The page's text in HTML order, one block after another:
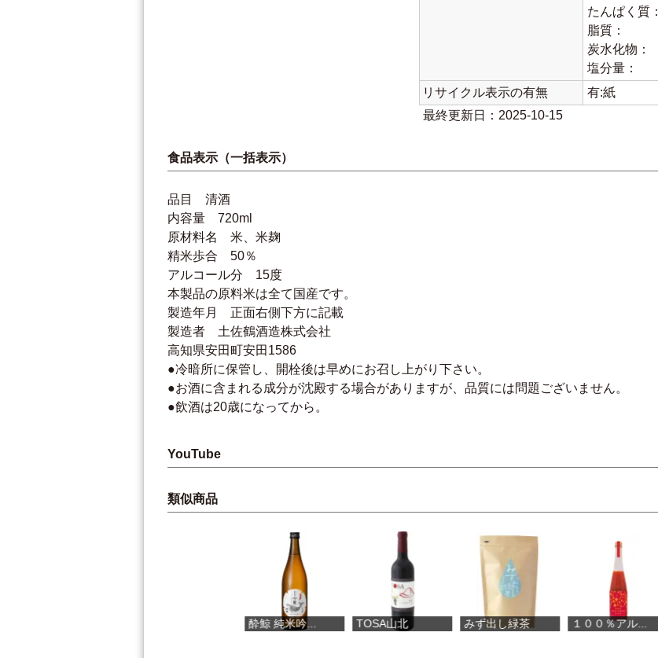
たんぱく質：
脂質：
炭水化物：
塩分量：
リサイクル表示の有無
有:紙
最終更新日：2025-10-15
食品表示（一括表示）
品目 清酒
内容量 720ml
原材料名 米、米麹
精米歩合 50％
アルコール分 15度
本製品の原料米は全て国産です。
製造年月 正面右側下方に記載
製造者 土佐鶴酒造株式会社
高知県安田町安田1586
●冷暗所に保管し、開栓後は早めにお召し上がり下さい。
●お酒に含まれる成分が沈殿する場合がありますが、品質には問題ございません。
●飲酒は20歳になってから。
YouTube
類似商品
みず出し緑茶 １００％アル... 魔女のシロッ...
TOSA山北